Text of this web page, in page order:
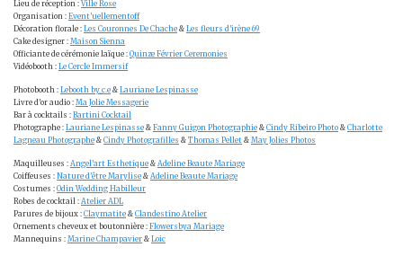
Lieu de réception : Ville Rose
Organisation : Event’uellementoff
Décoration florale : Les Couronnes De Chache & Les fleurs d’irène 69
Cake designer : Maison Sienna
Officiante de cérémonie laïque : Quinze Février Ceremonies
Vidéobooth : Le Cercle Immersif
Photobooth : Lebooth by_c.e & Lauriane Lespinasse
Livre d’or audio : Ma Jolie Messagerie
Bar à cocktails : Bartini Cocktail
Photographe : Lauriane Lespinasse & Fanny Guigon Photographie & Cindy Ribeiro Photo & Charlotte
Lagneau Photographe & Cindy Photografilles & Thomas Pellet & May Jolies Photos
Maquilleuses : Angel’art Esthetique & Adeline Beaute Mariage
Coiffeuses : Nature d’être Marylise & Adeline Beaute Mariage
Costumes : Odin Wedding Habilleur
Robes de cocktail : Atelier ADL
Parures de bijoux : Claymatite & Clandestino Atelier
Ornements cheveux et boutonnière : Flowersbya Mariage
Mannequins : Marine Champavier & Loic